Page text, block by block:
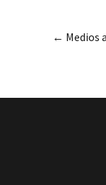
← Medios